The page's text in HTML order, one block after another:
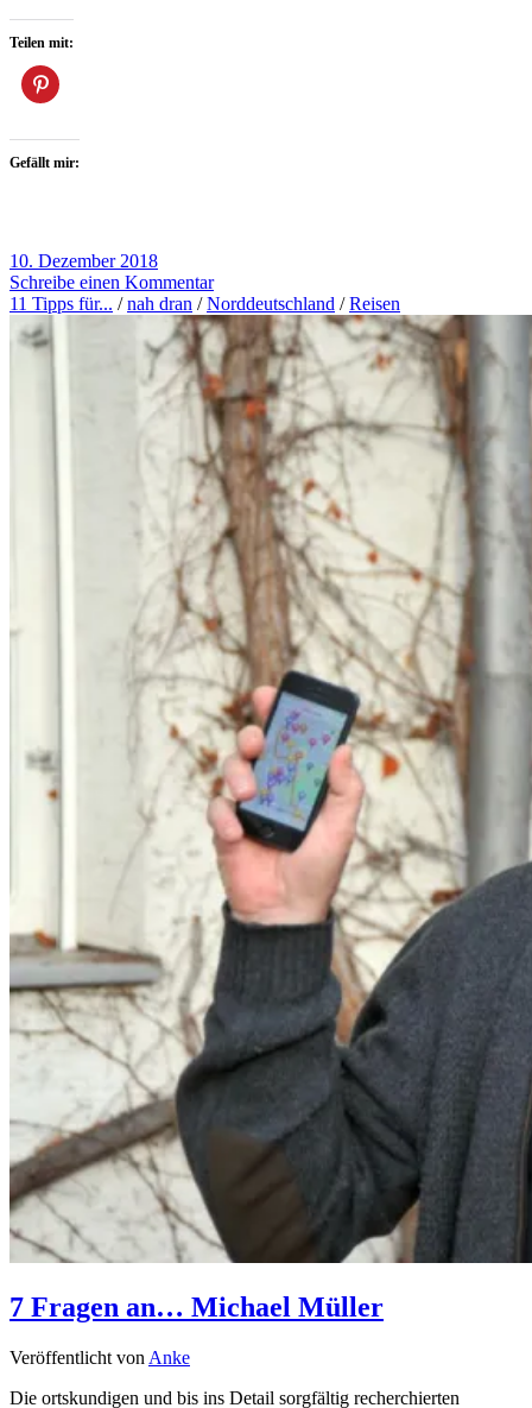
Teilen mit:
Gefällt mir:
10. Dezember 2018
Schreibe einen Kommentar
11 Tipps für... /nah dran /Norddeutschland /Reisen
7 Fragen an… Michael Müller
Veröffentlicht von Anke
Die ortskundigen und bis ins Detail sorgfältig recherchierten